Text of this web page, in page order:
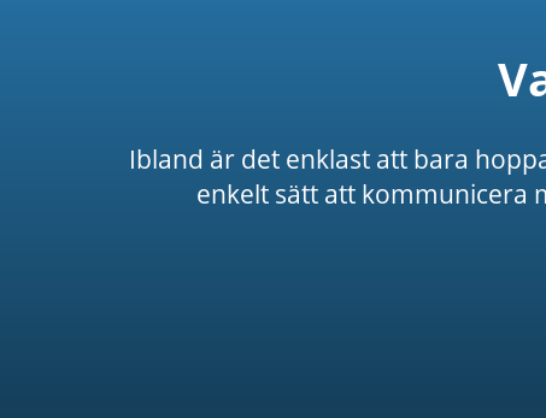
Ibland är det enklast att bara
enkelt sätt att kommunicera